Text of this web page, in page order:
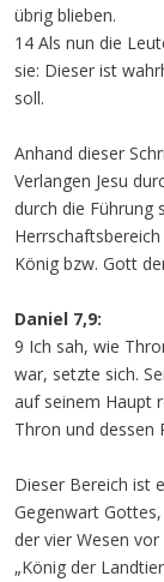
übrig blieben.
14 Als nun die
sie: Dieser ist
soll.
Anhand dieser
Verlangen Jesu
durch die Führung
König bzw. Gott
Daniel 7,9:
9 Ich sah, wie
war, setzte sich.
auf seinem Haupt
Thron und dessen
Dieser Bereich ist
Gegenwart
der vier Wesen
„König der